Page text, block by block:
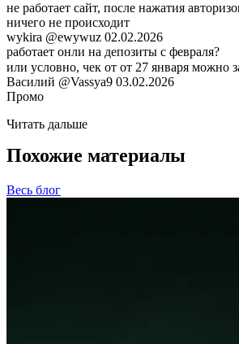
не работает сайт, после нажатия
ничего не происходит
wykira @ewywuz 02.02.2026
работает онли на депозиты с февраля?
или условно, чек от от 27 января можно
Василий @Vassya9 03.02.2026
Промо
Читать дальше
Похожие материалы
Весь блог